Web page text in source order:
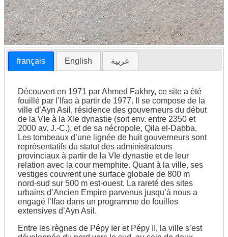
français English عربية
Découvert en 1971 par Ahmed Fakhry, ce site a été
fouillé par l’Ifao à partir de 1977. Il se compose de la
ville d’Ayn Asil, résidence des gouverneurs du début
de la VIe à la XIe dynastie (soit env. entre 2350 et
2000 av. J.-C.), et de sa nécropole, Qila el-Dabba.
Les tombeaux d’une lignée de huit gouverneurs sont
représentatifs du statut des administrateurs
provinciaux à partir de la VIe dynastie et de leur
relation avec la cour memphite. Quant à la ville, ses
vestiges couvrent une surface globale de 800 m
nord-sud sur 500 m est-ouest. La rareté des sites
urbains d’Ancien Empire parvenus jusqu’à nous a
engagé l’Ifao dans un programme de fouilles
extensives d’Ayn Asil.
Entre les règnes de Pépy Ier et Pépy II, la ville s’est